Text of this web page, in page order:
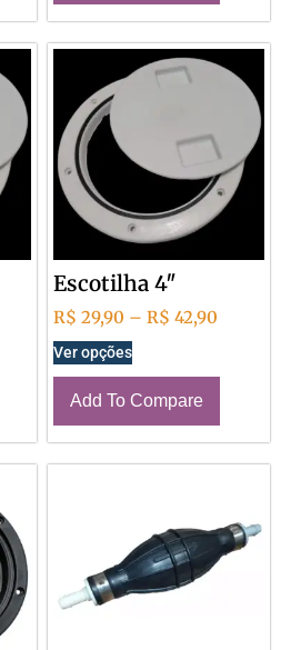
Escotilha 4″
R$ 29,90 – R$ 42,90
Ver opções
Add To Compare